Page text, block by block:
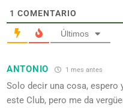
1 COMENTARIO
Últimos
ANTONIO 1 mes antes
Solo decir una cosa, espero
este Club, pero me da